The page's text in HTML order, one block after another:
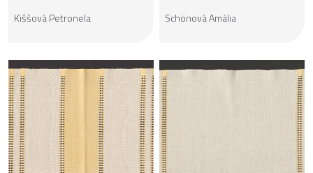
Kiššová Petronela Schönová Amália